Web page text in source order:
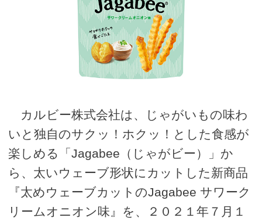
カルビー株式会社は、じゃがいもの味わ
いと独自のサクッ！ホクッ！とした食感が
楽しめる「Jagabee（じゃがビー）」か
ら、太いウェーブ形状にカットした新商品
『太めウェーブカットのJagabee サワーク
リームオニオン味』を、２０２１年７月１